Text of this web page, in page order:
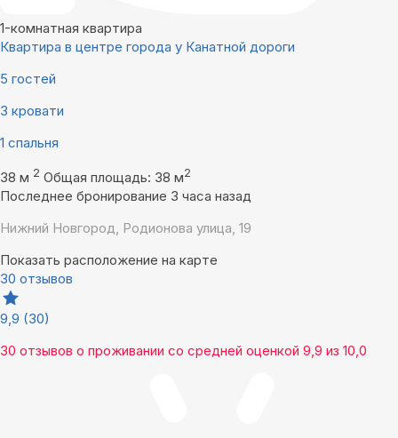
1-комнатная квартира
Квартира в центре города у Канатной дороги
5 гостей
3 кровати
1 спальня
38 м 2 Общая площадь: 38 м2
Последнее бронирование 3 часа назад
Нижний Новгород, Родионова улица, 19
Показать расположение на карте
30 отзывов
9,9 (30)
30 отзывов о проживании со средней оценкой 9,9 из 10,0